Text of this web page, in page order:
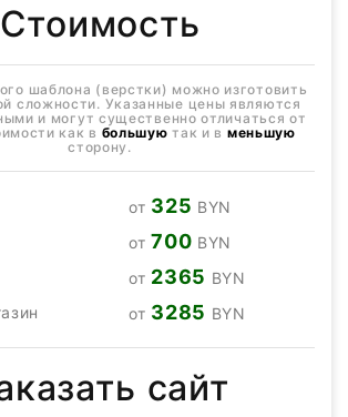
Стоимость
шаблона (верстки) можно изготовить
сложности. Указанные цены являются
и могут существенно отличаться от
как в большую так и в меньшую
сторону.
от 325 BYN
от700 BYN
от 2365 BYN
от 3285 BYN
сайт